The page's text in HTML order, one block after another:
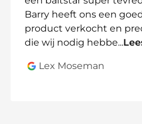
Waarom Kies Je Voor
Met deze tas vervoer je je
veilig en georganiseerd.
de slimme opbergruimte
onmisbare accessoire voor
Barry heeft ons een
product verkocht en
die wij nodig hebbe...
Lex Moseman